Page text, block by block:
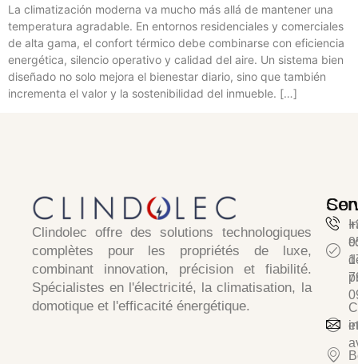
La climatización moderna va mucho más allá de mantener una
temperatura agradable. En entornos residenciales y comerciales
de alta gama, el confort térmico debe combinarse con eficiencia
energética, silencio operativo y calidad del aire. Un sistema bien
diseñado no solo mejora el bienestar diario, sino que también
incrementa el valor y la sostenibilidad del inmueble. […]
Clindolecoffre des solutions technologiques
complètes pour les propriétés de luxe,
combinant innovation, précision et fiabilité.
Spécialistes en l'électricité, la climatisation, la
domotique et l'efficacité énergétique.